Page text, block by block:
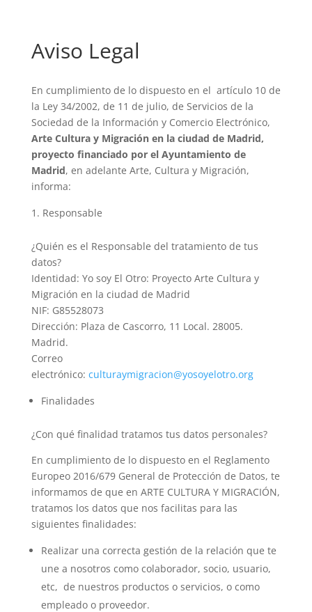
Aviso Legal
En cumplimiento de lo dispuesto en el artículo 10 de
la Ley 34/2002, de 11 de julio, de Servicios de la
Sociedad de la Información y Comercio Electrónico,
Arte Cultura y Migración en la ciudad de Madrid,
proyecto financiado por el Ayuntamiento de
Madrid, en adelante Arte, Cultura y Migración,
informa:
Responsable
¿Quién es el Responsable del tratamiento de tus
datos?
Identidad: Yo soy El Otro: Proyecto Arte Cultura y
Migración en la ciudad de Madrid
NIF: G85528073
Dirección: Plaza de Cascorro, 11 Local. 28005.
Madrid.
Correo
electrónico: culturaymigracion@yosoyelotro.org
Finalidades
¿Con qué finalidad tratamos tus datos personales?
En cumplimiento de lo dispuesto en el Reglamento
Europeo 2016/679 General de Protección de Datos, te
informamos de que en ARTE CULTURA Y MIGRACIÓN,
tratamos los datos que nos facilitas para las
siguientes finalidades:
Realizar una correcta gestión de la relación que te
une a nosotros como colaborador, socio, usuario,
etc, de nuestros productos o servicios, o como
empleado o proveedor.